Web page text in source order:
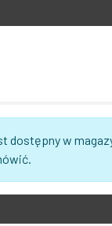
dostępny w